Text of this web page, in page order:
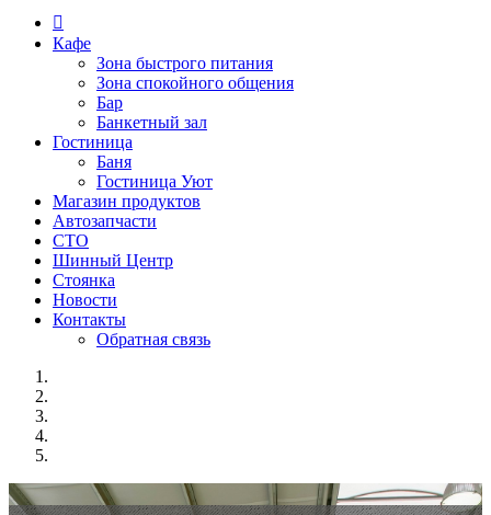

Кафе
Зона быстрого питания
Зона спокойного общения
Бар
Банкетный зал
Гостиница
Баня
Гостиница Уют
Магазин продуктов
Автозапчасти
СТО
Шинный Центр
Стоянка
Новости
Контакты
Обратная связь